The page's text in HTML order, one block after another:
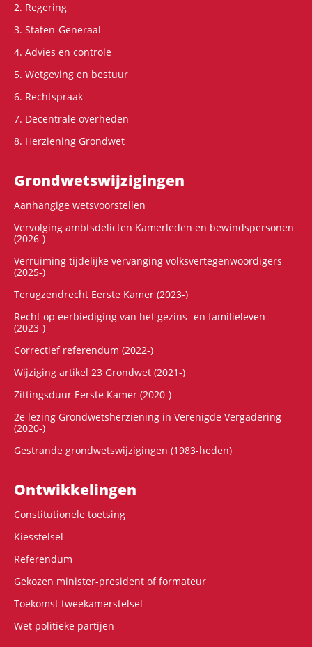
2. Regering
3. Staten-Generaal
4. Advies en controle
5. Wetgeving en bestuur
6. Rechtspraak
7. Decentrale overheden
8. Herziening Grondwet
Grondwets­wijzigingen
Aanhangige wetsvoorstellen
Vervolging ambtsdelicten Kamerleden en bewindspersonen
(2026-)
Verruiming tijdelijke vervanging volksvertegenwoordigers
(2025-)
Terugzendrecht Eerste Kamer (2023-)
Recht op eerbiediging van het gezins- en familieleven
(2023-)
Correctief referendum (2022-)
Wijziging artikel 23 Grondwet (2021-)
Zittingsduur Eerste Kamer (2020-)
2e lezing Grondwetsherziening in Verenigde Vergadering
(2020-)
Gestrande grondwetswijzigingen (1983-heden)
Ontwikke­lingen
Constitutionele toetsing
Kiesstelsel
Referendum
Gekozen minister-president of formateur
Toekomst tweekamerstelsel
Wet politieke partijen